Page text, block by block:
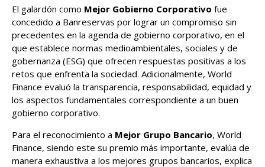
El galardón como Mejor Gobierno Corporativo fue
concedido a Banreservas por lograr un compromiso sin
precedentes en la agenda de gobierno corporativo, en el
que establece normas medioambientales, sociales y de
gobernanza (ESG) que ofrecen respuestas positivas a los
retos que enfrenta la sociedad. Adicionalmente, World
Finance evaluó la transparencia, responsabilidad, equidad y
los aspectos fundamentales correspondiente a un buen
gobierno corporativo.
Para el reconocimiento a Mejor Grupo Bancario, World
Finance, siendo este su premio más importante, evalúa de
manera exhaustiva a los mejores grupos bancarios, explica